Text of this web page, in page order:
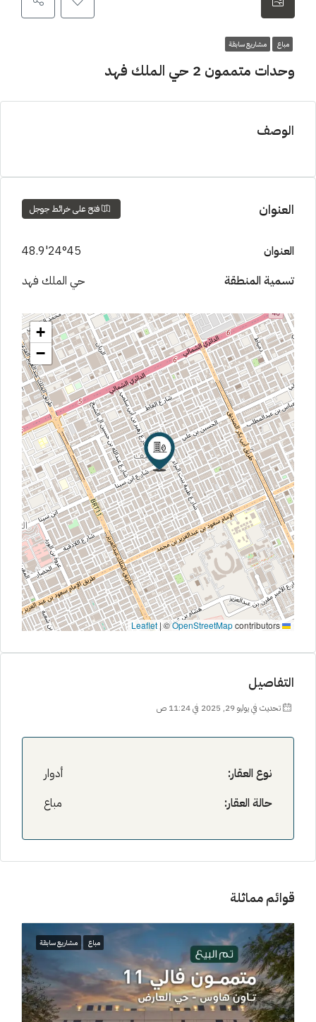
مباع مشاريع سابقة
وحدات متممون 2 حي الملك فهد
الوصف
العنوان فتح على خرائط جوجل
العنوان
24°45'48.9
تسمية المنطقة
حي الملك فهد
+
−
|©OpenStreetMapcontributors
التفاصيل
تحديث في يوليو 29, 2025 في 11:24 ص
نوع العقار:
أدوار
حالة العقار:
مباع
قوائم مماثلة
مباع مشاريع سابقة